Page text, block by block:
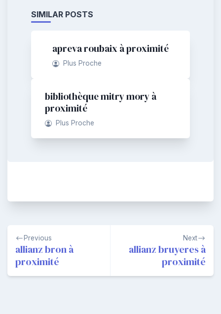
SIMILAR POSTS
apreva roubaix à proximité
Plus Proche
bibliothèque mitry mory à
proximité
Plus Proche
Navigation
de
l’article
Previous
allianz bron à
proximité
Next
allianz bruyeres à
proximité